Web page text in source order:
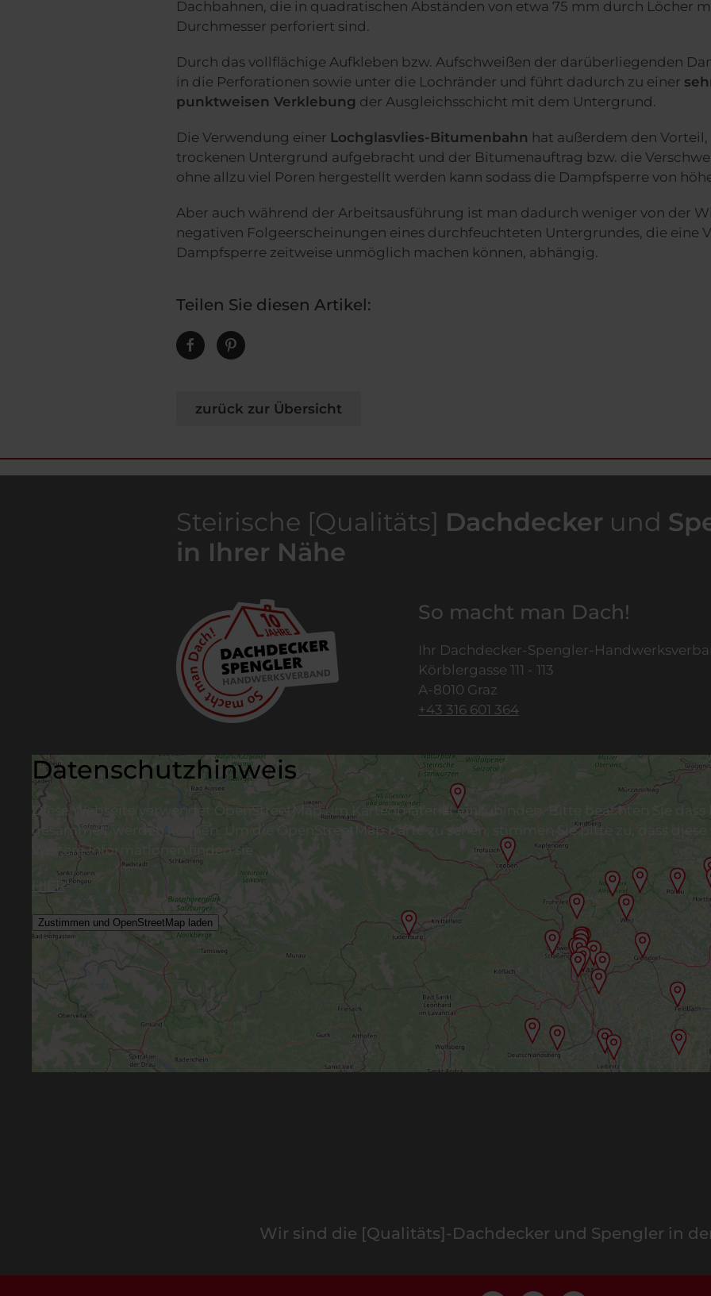
Dachbahnen, die in quadratischen Abständen von etwa 75 mm durch Löcher
Durchmesser perforiert sind.
Durch das vollflächige Aufkleben bzw. Aufschweißen der darüberliegenden
in die Perforationen sowie unter die Lochränder und führt dadurch zu einer
punktweisen Verklebung der Ausgleichsschicht mit dem Untergrund.
Die Verwendung einer Lochglasvlies-Bitumenbahn hat außerdem den
trockenen Untergrund aufgebracht und der Bitumenauftrag bzw. die
ohne allzu viel Poren hergestellt werden kann sodass die Dampfsperre von
Aber auch während der Arbeitsausführung ist man dadurch weniger von der
negativen Folgeerscheinungen eines durchfeuchteten Untergrundes, die eine
Dampfsperre zeitweise unmöglich machen können, abhängig.
Teilen Sie diesen Artikel:
zurück zur Übersicht
Steirische [Qualitäts] Dachdecker und
in Ihrer Nähe
So macht man Dach!
Ihr Dachdecker-Spengler-
Körblergasse 111 - 113
A-8010 Graz
+43 316 601 364
Datenschutzhinweis
Diese Webseite verwendet OpenStreetMap um Kartenmaterial einzubinden. Bitte beachten Sie
gesammelt werden können. Um die OpenStreetMap Karte zu sehen, stimmen Sie bitte zu, dass
Weitere Informationen finden sie
HIER
Wir sind die [Qualitäts]-Dachdecker und Spengler in